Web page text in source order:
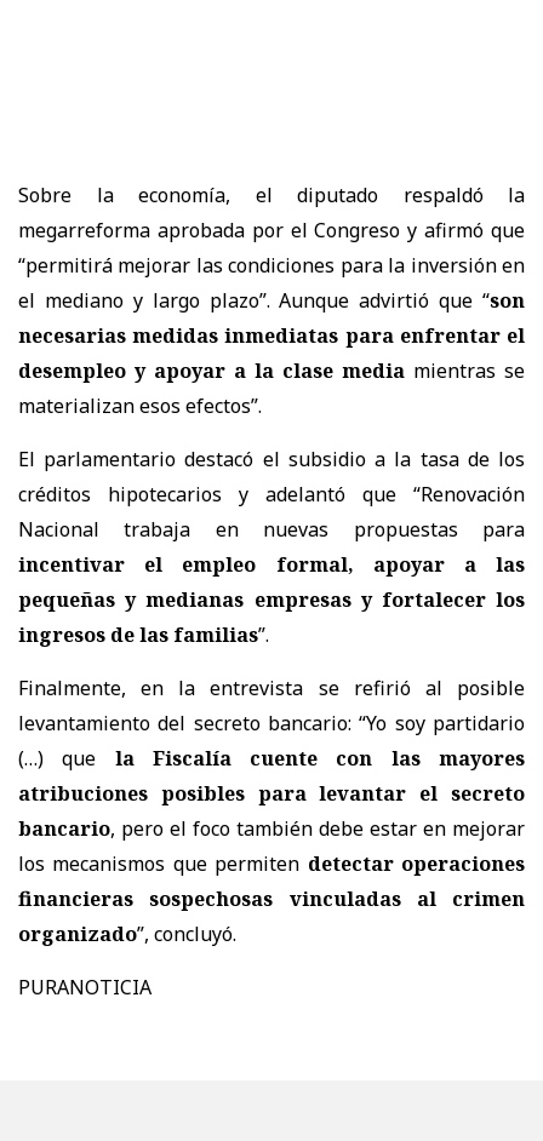
Sobre la economía, el diputado respaldó la
megarreforma aprobada por el Congreso y afirmó que
“permitirá mejorar las condiciones para la inversión en
el mediano y largo plazo”. Aunque advirtió que “son
necesarias medidas inmediatas para enfrentar el
desempleo y apoyar a la clase media mientras se
materializan esos efectos”.
El parlamentario destacó el subsidio a la tasa de los
créditos hipotecarios y adelantó que “Renovación
Nacional trabaja en nuevas propuestas para
incentivar el empleo formal, apoyar a las
pequeñas y medianas empresas y fortalecer los
ingresos de las familias”.
Finalmente, en la entrevista se refirió al posible
levantamiento del secreto bancario: “Yo soy partidario
(…) que la Fiscalía cuente con las mayores
atribuciones posibles para levantar el secreto
bancario, pero el foco también debe estar en mejorar
los mecanismos que permiten detectar operaciones
financieras sospechosas vinculadas al crimen
organizado”, concluyó.
PURANOTICIA